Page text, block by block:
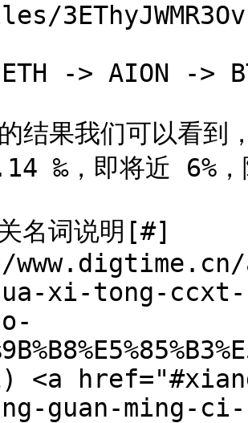
-> AION ->
结果我们可以看到
‰，即将近 6%，
名词说明[#]
xi-tong-
<a
guan-ming-ci-